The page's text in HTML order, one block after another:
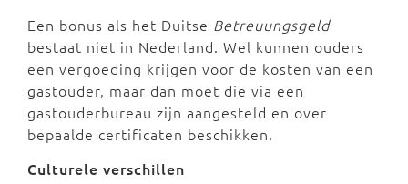
Een bonus als het Duitse Betreuungsgeld
bestaat niet in Nederland. Wel kunnen ouders
een vergoeding krijgen voor de kosten van een
gastouder, maar dan moet die via een
gastouderbureau zijn aangesteld en over
bepaalde certificaten beschikken.
Culturele verschillen